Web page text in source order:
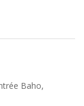
Baho,